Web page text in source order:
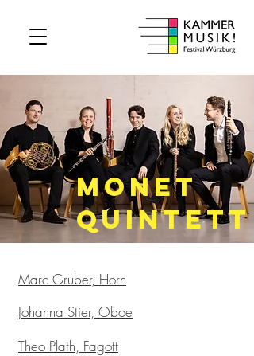
monet
Quintett
Marc Gruber, Horn
Johanna Stier, Oboe
Theo Plath, Fagott